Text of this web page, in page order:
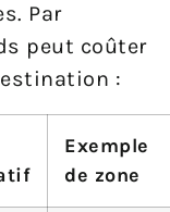
Par
peut coûter
:
Exemple
de zone